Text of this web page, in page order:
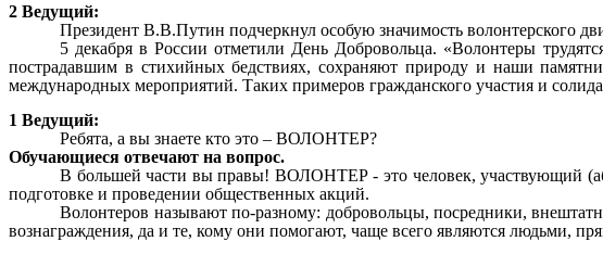
2 Ведущий:
Президент В.В.Путин подчеркнул особую значимость волонтерского
5 декабря в России отметили День Добровольца. «Волонтеры
пострадавшим в стихийных бедствиях, сохраняют природу и наши
международных мероприятий. Таких примеров гражданского участия и
1 Ведущий:
Ребята, а вы знаете кто это – ВОЛОНТЕР?
Обучающиеся отвечают на вопрос.
В большей части вы правы! ВОЛОНТЕР - это человек, участвующий
подготовке и проведении общественных акций.
Волонтеров называют по-разному: добровольцы, посредники,
вознаграждения, да и те, кому они помогают, чаще всего являются людьми,